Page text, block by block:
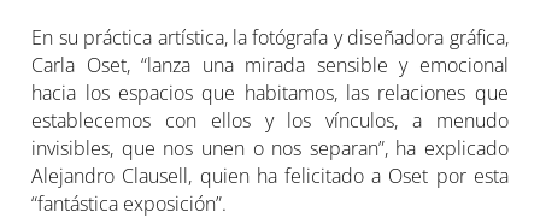
En su práctica artística, la fotógrafa y diseñadora gráfica,
Carla Oset, “lanza una mirada sensible y emocional
hacia los espacios que habitamos, las relaciones que
establecemos con ellos y los vínculos, a menudo
invisibles, que nos unen o nos separan”, ha explicado
Alejandro Clausell, quien ha felicitado a Oset por esta
“fantástica exposición”.